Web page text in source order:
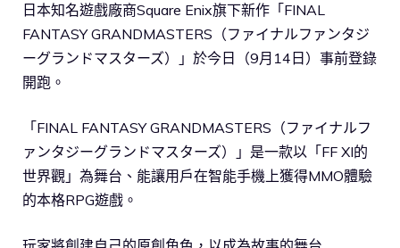
日本知名遊戲廠商Square Enix旗下新作「FINAL
FANTASY GRANDMASTERS（ファイナルファンタジ
ーグランドマスターズ）」於今日（9月14日）事前登錄
開跑。
「FINAL FANTASY GRANDMASTERS（ファイナルフ
ァンタジーグランドマスターズ）」是一款以「FF XI的
世界觀」為舞台、能讓用戶在智能手機上獲得MMO體驗
的本格RPG遊戲。